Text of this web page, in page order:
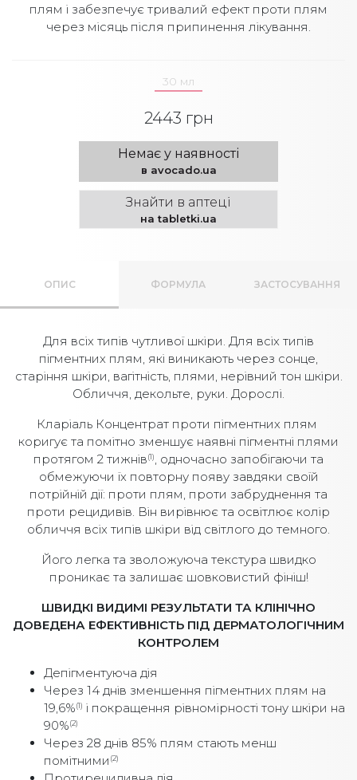
плям і забезпечує тривалий ефект проти плям
через місяць після припинення лікування.
30 мл
2443 грн
Немає у наявності
в avocado.ua
Знайти в аптеці
на tabletki.ua
ОПИС ФОРМУЛА ЗАСТОСУВАННЯ
Для всіх типів чутливої шкіри. Для всіх типів
пігментних плям, які виникають через сонце,
старіння шкіри, вагітність, плями, нерівний тон шкіри.
Обличчя, декольте, руки. Дорослі.
Кларіаль Концентрат проти пігментних плям
коригує та помітно зменшує наявні пігментні плями
протягом 2 тижнів(1), одночасно запобігаючи та
обмежуючи їх повторну появу завдяки своїй
потрійній дії: проти плям, проти забруднення та
проти рецидивів. Він вирівнює та освітлює колір
обличчя всіх типів шкіри від світлого до темного.
Його легка та зволожуюча текстура швидко
проникає та залишає шовковистий фініш!
ШВИДКІ ВИДИМІ РЕЗУЛЬТАТИ ТА КЛІНІЧНО
ДОВЕДЕНА ЕФЕКТИВНІСТЬ ПІД ДЕРМАТОЛОГІЧНИМ
КОНТРОЛЕМ
Депігментуюча дія
Через 14 днів зменшення пігментних плям на
19,6%(1) і покращення рівномірності тону шкіри на
90%(2)
Через 28 днів 85% плям стають менш
помітними (2)